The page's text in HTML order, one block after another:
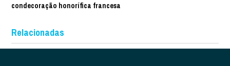
condecoração honorífica francesa
Relacionadas